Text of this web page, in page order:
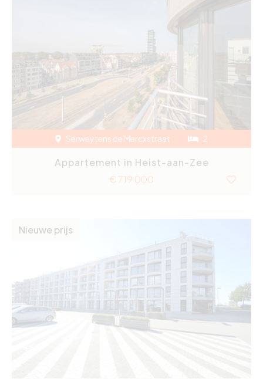
Serweytens de Mercxstraat 2
Appartement in Heist-aan-Zee
€ 719 000
Nieuwe prijs